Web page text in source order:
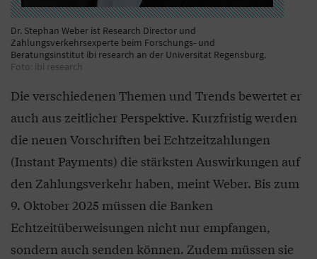
Dr. Stephan Weber ist Research Director und
Zahlungsverkehrsexperte beim Forschungs- und
Beratungsinstitut ibi research an der Universität Regensburg.
Foto: ibi research
Die verschiedenen Themen und Trends bewertet er
auch aus zeitlicher Perspektive. Kurzfristig werden
die neuen Vorschriften bei Echtzeitzahlungen
(Instant Payments) die stärksten Auswirkungen auf
den Zahlungsverkehr haben, meint Weber. Bis zum
9. Oktober 2025 müssen die Banken
Echtzeitüberweisungen nicht nur empfangen,
sondern auch senden können. Zudem müssen sie